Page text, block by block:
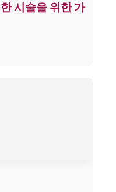
시술을 위한 가